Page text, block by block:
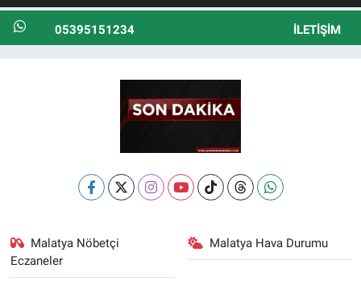
05395151234 İLETIŞIM
Malatya Nöbetçi
Eczaneler
Malatya Hava Durumu